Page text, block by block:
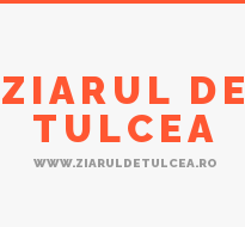
ZIARUL DE
TULCEA
WWW.ZIARULDETULCEA.RO